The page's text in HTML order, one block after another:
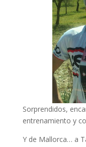
Sorprendidos,
entrenamiento y
Y de Mallorca… a